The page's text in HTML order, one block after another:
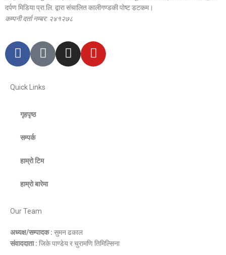
दर्पण मिडिया प्रा.लि. द्वारा संचालित कालीगण्डकी पोष्ट डटकम।
कम्पनी दर्ता नम्बर: २४१२७८
Quick Links
गृहपृष्ठ
सम्पर्क
हाम्रो टिम
हाम्रो बारेमा
Our Team
अध्यक्ष/सम्पादक : सुमन ढकाल
संवाददाता : जिके पाण्डेय र चुरामणि तिमिल्सिना